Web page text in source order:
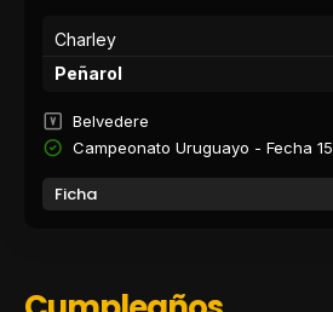
Charley
Peñarol
Belvedere
Campeonato Uruguayo - Fecha 15
Ficha